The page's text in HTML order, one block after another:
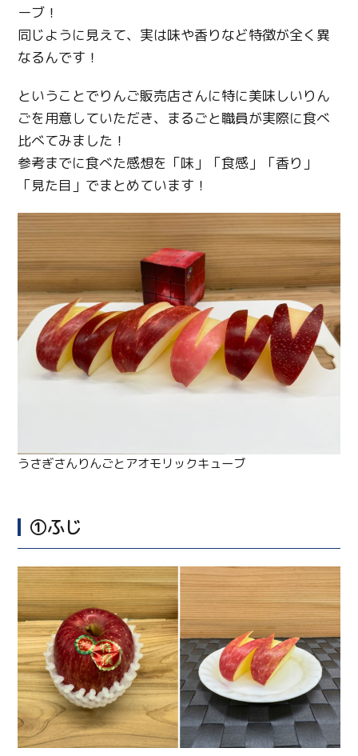
ーブ！
同じように見えて、実は味や香りなど特徴が全く異
なるんです！
ということでりんご販売店さんに特に美味しいりん
ごを用意していただき、まるごと職員が実際に食べ
比べてみました！
参考までに食べた感想を「味」「食感」「香り」
「見た目」でまとめています！
うさぎさんりんごとアオモリックキューブ
①ふじ